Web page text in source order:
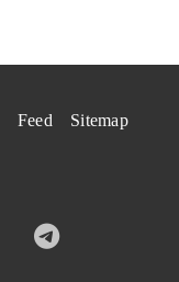
Feed
Sitemap